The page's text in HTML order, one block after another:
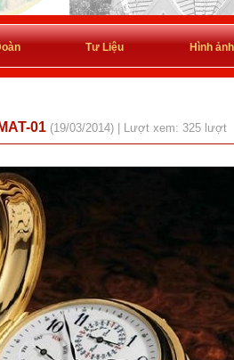
Tư Liệu Hình ảnh
01 (19/03/2014) | Lượt xem: 325 lượt